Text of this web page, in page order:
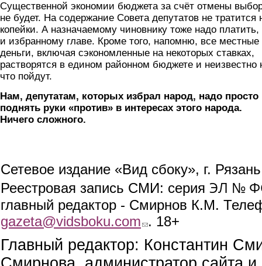
Существенной экономии бюджета за счёт отмены
не будет. На содержание Совета депутатов не тратится
копейки. А назначаемому чиновнику тоже надо платить,
и избранному главе. Кроме того, напомню, все местные
деньги, включая сэкономленные на некоторых ставках,
растворятся в едином районном бюджете и неизвестно
что пойдут.
Нам, депутатам, которых избрал народ, надо просто
поднять руки «против» в интересах этого народа.
Ничего сложного.
Сетевое издание «Вид сбоку», г.
Реестровая запись СМИ: серия ЭЛ №
главный редактор - Смирнов К.М.
gazeta@vidsboku.com (link sends e-mail)
. 18+
Главный редактор: Константин